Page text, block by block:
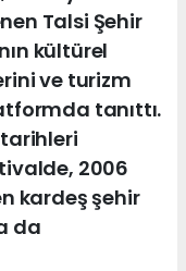
Talsi Şehir
kültürel
ve turizm
tanıttı.
2006
kardeş şehir
da